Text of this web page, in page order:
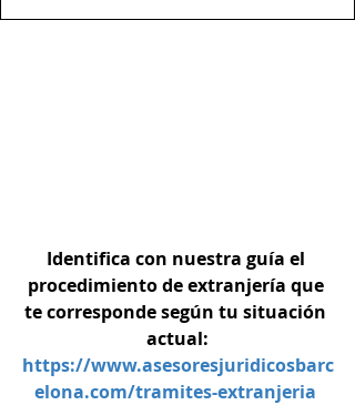
Identifica con nuestra guía el
procedimiento de extranjería que
te corresponde según tu situación
actual:
https://www.asesoresjuridicosbarc
elona.com/tramites-extranjeria